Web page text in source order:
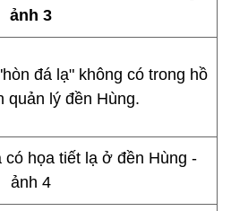
đá lạ" không có trong hồ
quản lý đền Hùng.